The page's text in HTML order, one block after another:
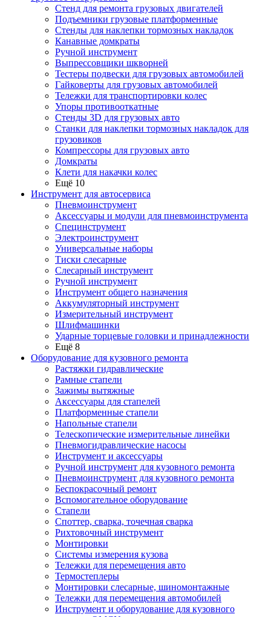
Стенд для ремонта грузовых двигателей
Подъемники грузовые платформенные
Стенды для наклепки тормозных накладок
Канавные домкраты
Ручной инструмент
Выпрессовщики шкворней
Тестеры подвески для грузовых автомобилей
Гайковерты для грузовых автомобилей
Тележки для транспортировки колес
Упоры противооткатные
Стенды 3D для грузовых авто
Станки для наклепки тормозных накладок для
грузовиков
Компрессоры для грузовых авто
Домкраты
Клети для накачки колес
Ещё 10
Инструмент для автосервиса
Пневмоинструмент
Аксессуары и модули для пневмоинструмента
Специнструмент
Электроинструмент
Универсальные наборы
Тиски слесарные
Слесарный инструмент
Ручной инструмент
Инструмент общего назначения
Аккумуляторный инструмент
Измерительный инструмент
Шлифмашинки
Ударные торцевые головки и принадлежности
Ещё 8
Оборудование для кузовного ремонта
Растяжки гидравлические
Рамные стапели
Зажимы вытяжные
Аксессуары для стапелей
Платформенные стапели
Напольные стапели
Телескопические измерительные линейки
Пневмогидравлические насосы
Инструмент и аксессуары
Ручной инструмент для кузовного ремонта
Пневмоинструмент для кузовного ремонта
Беспокрасочный ремонт
Вспомогательное оборудование
Стапели
Споттер, сварка, точечная сварка
Рихтовочный инструмент
Монтировки
Системы измерения кузова
Тележки для перемещения авто
Термостеплеры
Монтировки слесарные, шиномонтажные
Тележки для перемещения автомобилей
Инструмент и оборудование для кузовного